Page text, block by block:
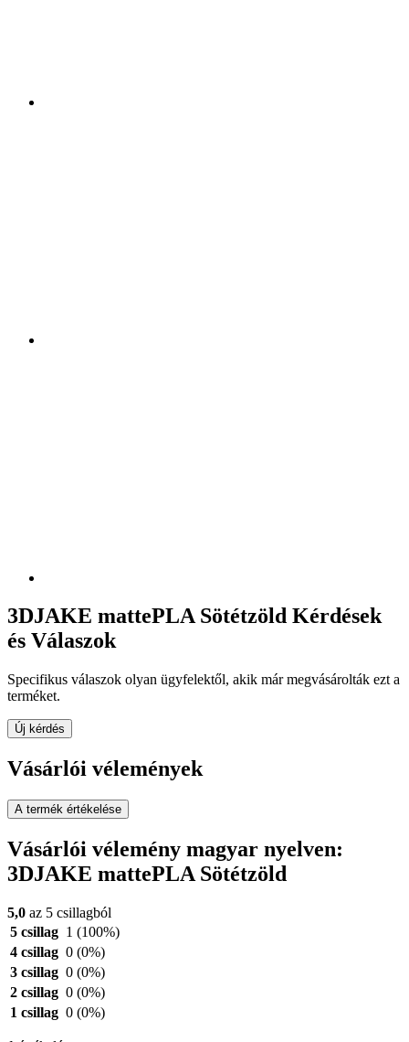
3DJAKE mattePLA Sötétzöld Kérdések
és Válaszok
Specifikus válaszok olyan ügyfelektől, akik már megvásárolták ezt a
terméket.
Új kérdés
Vásárlói vélemények
A termék értékelése
Vásárlói vélemény magyar nyelven:
3DJAKE mattePLA Sötétzöld
5,0 az 5 csillagból
5 csillag 1 (100%)
4 csillag 0 (0%)
3 csillag 0 (0%)
2 csillag 0 (0%)
1 csillag 0 (0%)